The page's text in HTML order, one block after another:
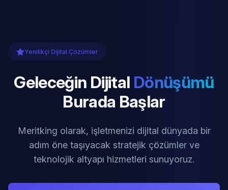
Yenilikçi Dijital Çözümler
Geleceğin Dijital Dönüşümü
Burada Başlar
Meritking olarak, işletmenizi dijital dünyada bir
adım öne taşıyacak stratejik çözümler ve
teknolojik altyapı hizmetleri sunuyoruz.